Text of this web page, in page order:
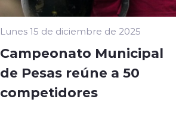
Lunes 15 de diciembre de 2025
Campeonato Municipal
de Pesas reúne a 50
competidores